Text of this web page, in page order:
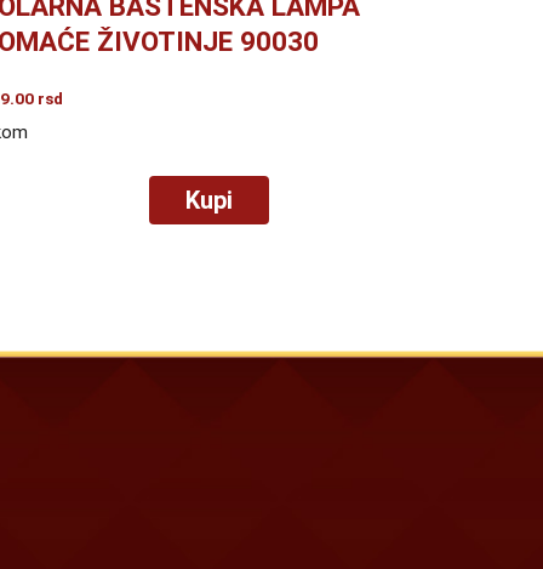
BAŠTENSKA LAMPA
ŽIVOTINJE 90030
rsd
Kupi